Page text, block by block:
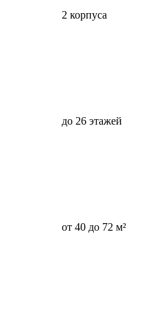
2 корпуса
до 26 этажей
от 40 до 72 м²